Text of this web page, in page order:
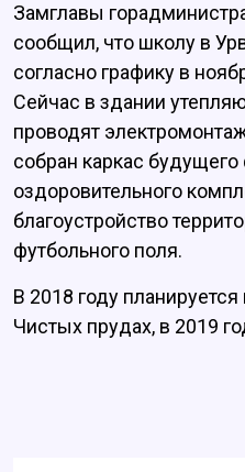
Замглавы
сообщил, что школу в
согласно графику в
Сейчас в здании
проводят
собран каркас будущего
оздоровительного
благоустройство
футбольного поля.
В 2018 году
Чистых прудах, в 2019